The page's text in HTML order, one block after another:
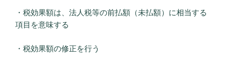
・税効果額は、法人税等の前払額（未払額）に相当する
項目を意味する
・税効果額の修正を行う